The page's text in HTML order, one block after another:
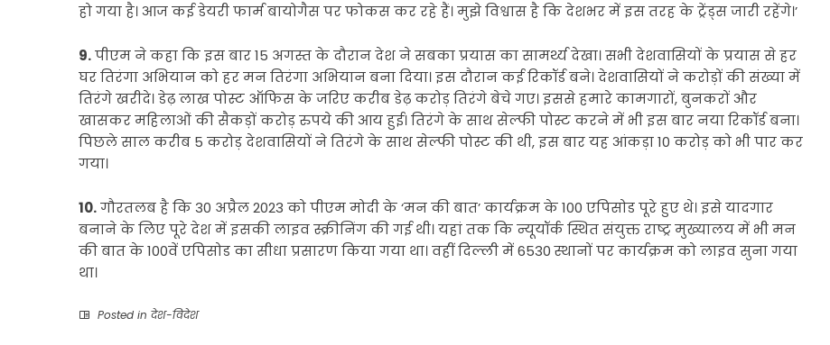
हो गया है। आज कई डेयरी फार्म बायोगैस पर फोकस कर रहे हैं। मुझे विश्वास है कि देशभर में इस तरह के ट्रेंड्स जारी रहेंगे।’
9.पीएम ने कहा कि इस बार 15 अगस्त के दौरान देश ने सबका प्रयास का सामर्थ्य देखा। सभी देशवासियों के प्रयास से हर
घर तिरंगा अभियान को हर मन तिरंगा अभियान बना दिया। इस दौरान कई रिकॉर्ड बने। देशवासियों ने करोड़ों की संख्या में
तिरंगे खरीदे। डेढ़ लाख पोस्ट ऑफिस के जरिए करीब डेढ़ करोड़ तिरंगे बेचे गए। इससे हमारे कामगारों, बुनकरों और
खासकर महिलाओं की सैकड़ों करोड़ रुपये की आय हुई। तिरंगे के साथ सेल्फी पोस्ट करने में भी इस बार नया रिकॉर्ड बना।
पिछले साल करीब 5 करोड़ देशवासियों ने तिरंगे के साथ सेल्फी पोस्ट की थी, इस बार यह आंकड़ा 10 करोड़ को भी पार कर
गया।
10.गौरतलब है कि 30 अप्रैल 2023 को पीएम मोदी के ‘मन की बात’ कार्यक्रम के 100 एपिसोड पूरे हुए थे। इसे यादगार
बनाने के लिए पूरे देश में इसकी लाइव स्क्रीनिंग की गई थी। यहां तक कि न्यूयॉर्क स्थित संयुक्त राष्ट्र मुख्यालय में भी मन
की बात के 100वें एपिसोड का सीधा प्रसारण किया गया था। वहीं दिल्ली में 6530 स्थानों पर कार्यक्रम को लाइव सुना गया
था।
Posted in देश-विदेश